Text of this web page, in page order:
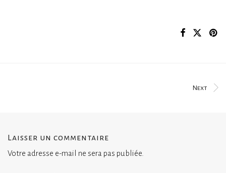
Next
Laisser un commentaire
Votre adresse e-mail ne sera pas publiée.